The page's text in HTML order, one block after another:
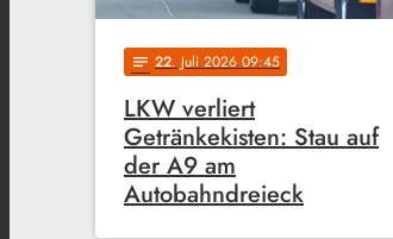
notes 22. Juli 2026 09:45
LKW verliert
Getränkekisten: Stau auf
der A9 am
Autobahndreieck